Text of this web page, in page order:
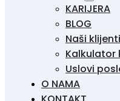
KARIJERA
BLOG
Naši
Kalkulator
Uslovi
O NAMA